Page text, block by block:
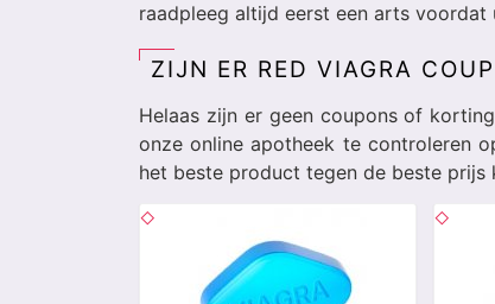
raadpleeg altijd eerst een arts
ZIJN ER RED VIAGRA
Helaas zijn er geen coupons of
onze online apotheek te controleren
het beste product tegen de beste prijs